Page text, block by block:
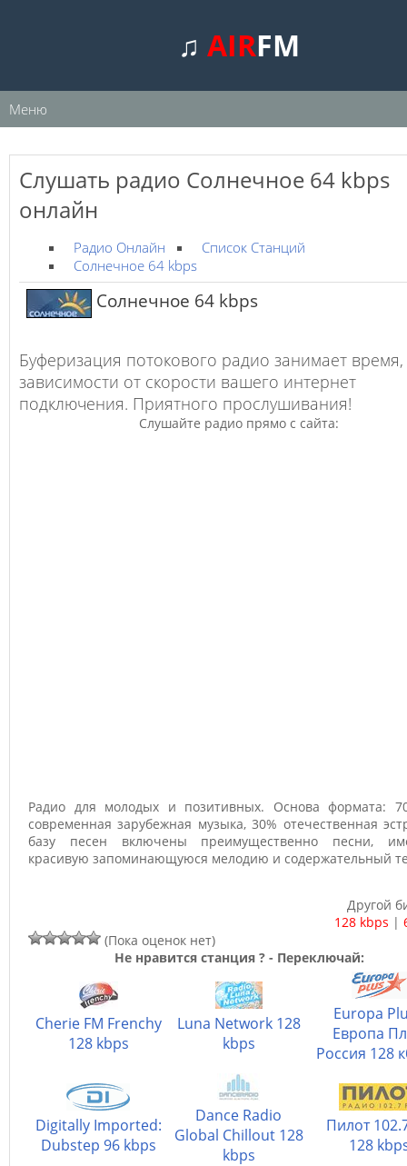
♫AIRFM
Меню
Слушать радио Солнечное 64 kbps
онлайн
Радио Онлайн
Список Станций
Солнечное 64 kbps
Солнечное 64 kbps
Буферизация потокового радио занимает время,
зависимости от скорости вашего интернет
подключения. Приятного прослушивания!
Слушайте радио прямо с сайта:
Радио для молодых и позитивных. Основа формата:
современная зарубежная музыка, 30% отечественная
базу песен включены преимущественно песни,
красивую запоминающуюся мелодию и содержательный
Другой
128 kbps |
(Пока оценок нет)
Не нравится станция ? - Переключай:
Cherie FM Frenchy
128 kbps
Luna Network 128
kbps
Europa
Европа
Россия 128
Digitally Imported:
Dubstep 96 kbps
Dance Radio
Global Chillout 128
kbps
Пилот
128